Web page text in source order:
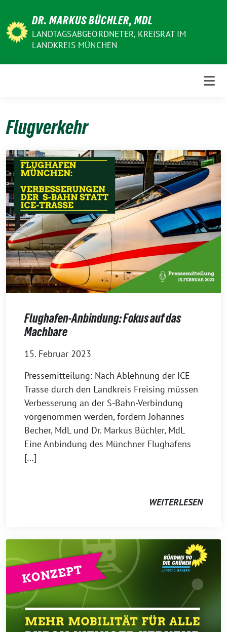
zum
Inhalt
DR. MARKUS BÜCHLER, MDL
LANDTAGSABGEORDNETER, KREISRAT IM
LANDKREIS MÜNCHEN
Flugverkehr
Flughafen-Anbindung: Fokus auf das
Machbare
15. Februar 2023
Pressemitteilung: Nach Ablehnung der ICE-
Trasse durch den Landkreis Freising müssen
Verbesserung an der S-Bahn-Verbindung
vorgenommen werden, fordern Johannes
Becher, MdL und Dr. Markus Büchler, MdL
Eine Anbindung des Münchner Flughafens
[…]
WEITERLESEN